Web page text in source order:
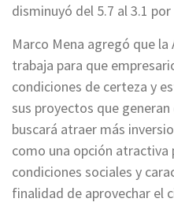
disminuyó del 5.7 al 3.1
Marco Mena agregó que
trabaja para que
condiciones de certeza y
sus proyectos que
buscará atraer más
como una opción atractiva
condiciones sociales y
finalidad de aprovechar el